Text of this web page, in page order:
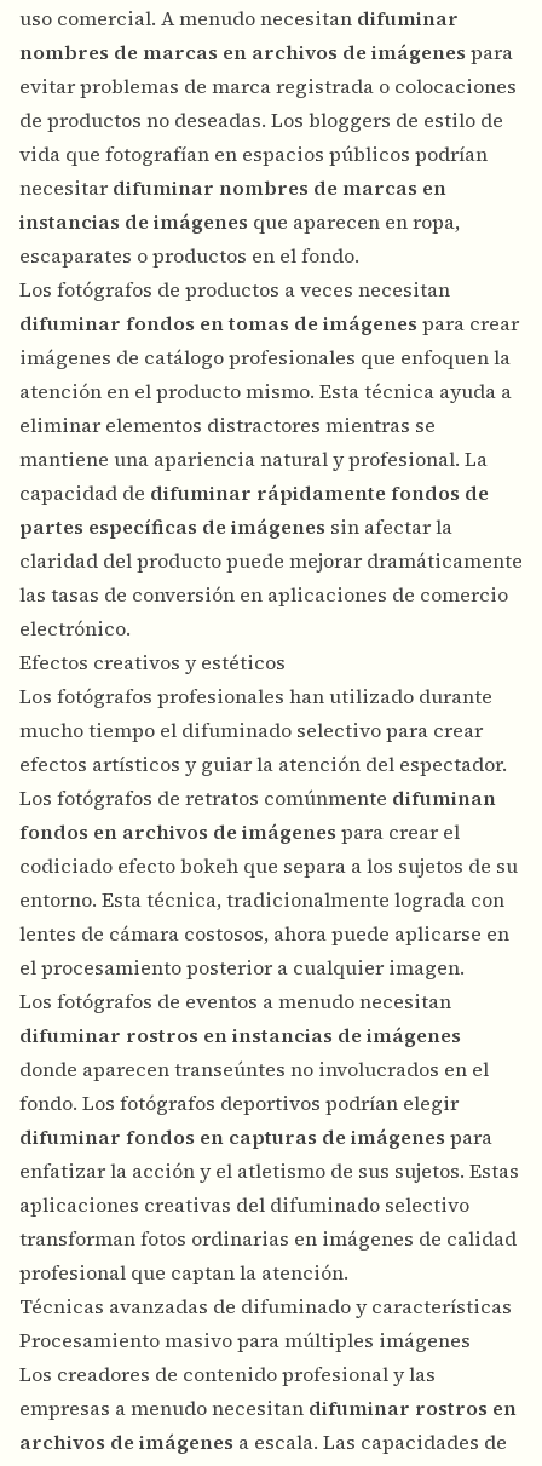
uso comercial. A menudo necesitan difuminar
nombres de marcas en archivos de imágenes para
evitar problemas de marca registrada o colocaciones
de productos no deseadas. Los bloggers de estilo de
vida que fotografían en espacios públicos podrían
necesitar difuminar nombres de marcas en
instancias de imágenes que aparecen en ropa,
escaparates o productos en el fondo.
Los fotógrafos de productos a veces necesitan
difuminar fondos en tomas de imágenes para crear
imágenes de catálogo profesionales que enfoquen la
atención en el producto mismo. Esta técnica ayuda a
eliminar elementos distractores mientras se
mantiene una apariencia natural y profesional. La
capacidad de difuminar rápidamente fondos de
partes específicas de imágenes sin afectar la
claridad del producto puede mejorar dramáticamente
las tasas de conversión en aplicaciones de comercio
electrónico.
Efectos creativos y estéticos
Los fotógrafos profesionales han utilizado durante
mucho tiempo el difuminado selectivo para crear
efectos artísticos y guiar la atención del espectador.
Los fotógrafos de retratos comúnmente difuminan
fondos en archivos de imágenes para crear el
codiciado efecto bokeh que separa a los sujetos de su
entorno. Esta técnica, tradicionalmente lograda con
lentes de cámara costosos, ahora puede aplicarse en
el procesamiento posterior a cualquier imagen.
Los fotógrafos de eventos a menudo necesitan
difuminar rostros en instancias de imágenes
donde aparecen transeúntes no involucrados en el
fondo. Los fotógrafos deportivos podrían elegir
difuminar fondos en capturas de imágenes para
enfatizar la acción y el atletismo de sus sujetos. Estas
aplicaciones creativas del difuminado selectivo
transforman fotos ordinarias en imágenes de calidad
profesional que captan la atención.
Técnicas avanzadas de difuminado y características
Procesamiento masivo para múltiples imágenes
Los creadores de contenido profesional y las
empresas a menudo necesitan difuminar rostros en
archivos de imágenes a escala. Las capacidades de